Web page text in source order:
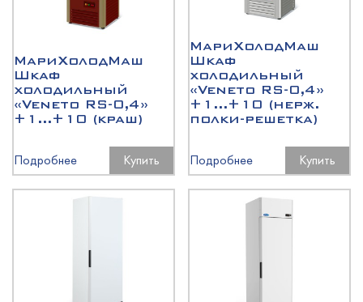
МариХолодМаш
Шкаф
холодильный
«Veneto RS-0,4»
+1...+10 (краш)
Подробнее Купить
МариХолодМаш
Шкаф
холодильный
«Veneto RS-0,4»
+1...+10 (нерж.
полки-решетка)
Подробнее Купить